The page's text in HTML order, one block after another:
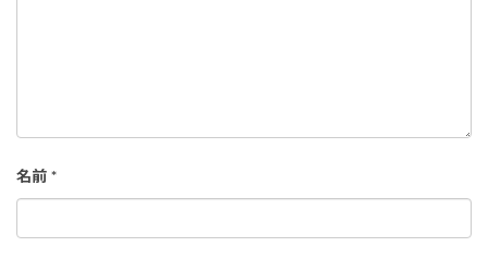
名前 *